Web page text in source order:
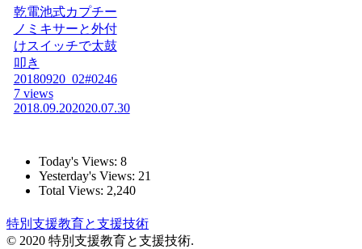
乾電池式カプチー
ノミキサーと外付
けスイッチで太鼓
叩き
20180920_02#0246
7 views
2018.09.202020.07.30
Today's Views: 8
Yesterday's Views: 21
Total Views: 2,240
特別支援教育と支援技術
© 2020 特別支援教育と支援技術.